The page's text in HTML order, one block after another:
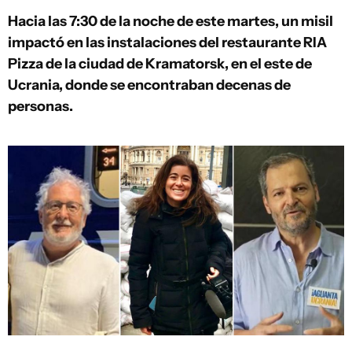
Hacia las 7:30 de la noche de este martes, un misil
impactó en las instalaciones del restaurante RIA
Pizza de la ciudad de Kramatorsk, en el este de
Ucrania, donde se encontraban decenas de
personas.